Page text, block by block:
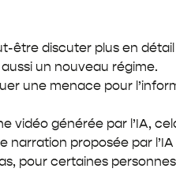
être discuter plus en
un nouveau régime.
une menace pour
vidéo générée par l’IA,
proposée par l’IA
pour certaines